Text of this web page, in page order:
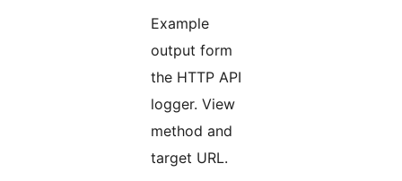
Example
output form
the HTTP API
logger. View
method and
target URL.